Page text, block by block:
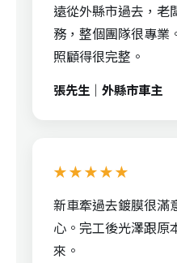
遠從外縣市過去，老
務，整個團隊很專業
照顧得很完整。
張先生｜外縣市車主
★★★★★
新車牽過去鍍膜很滿
心。完工後光澤跟原
來。